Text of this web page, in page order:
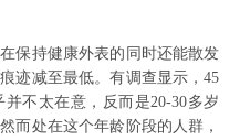
持健康外表的同时还能散发
迹减至最低。有调查显示，45
不太在意，反而是20-30多岁
而处在这个年龄阶段的人群，